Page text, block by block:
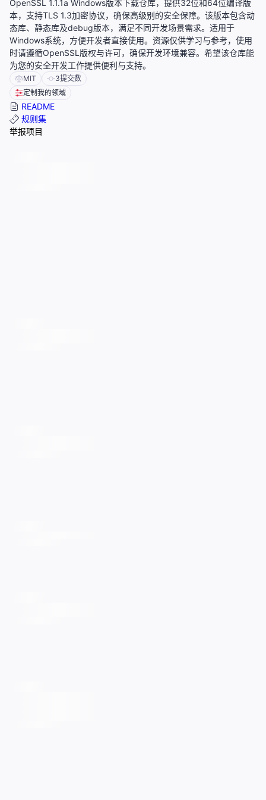
OpenSSL 1.1.1a Windows版本下载仓库，提供32位和64位编译版
本，支持TLS 1.3加密协议，确保高级别的安全保障。该版本包含动
态库、静态库及debug版本，满足不同开发场景需求。适用于
Windows系统，方便开发者直接使用。资源仅供学习与参考，使用
时请遵循OpenSSL版权与许可，确保开发环境兼容。希望该仓库能
为您的安全开发工作提供便利与支持。
MIT 3提交数
定制我的领域
README
规则集
举报项目